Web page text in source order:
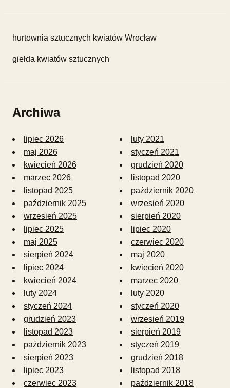
hurtownia sztucznych kwiatów Wrocław
giełda kwiatów sztucznych
Archiwa
lipiec 2026
maj 2026
kwiecień 2026
marzec 2026
listopad 2025
październik 2025
wrzesień 2025
lipiec 2025
maj 2025
sierpień 2024
lipiec 2024
kwiecień 2024
luty 2024
styczeń 2024
grudzień 2023
listopad 2023
październik 2023
sierpień 2023
lipiec 2023
czerwiec 2023
luty 2021
styczeń 2021
grudzień 2020
listopad 2020
październik 2020
wrzesień 2020
sierpień 2020
lipiec 2020
czerwiec 2020
maj 2020
kwiecień 2020
marzec 2020
luty 2020
styczeń 2020
wrzesień 2019
sierpień 2019
styczeń 2019
grudzień 2018
listopad 2018
październik 2018